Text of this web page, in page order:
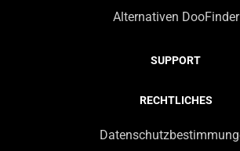
Alternativen DooFinder
SUPPORT
RECHTLICHES